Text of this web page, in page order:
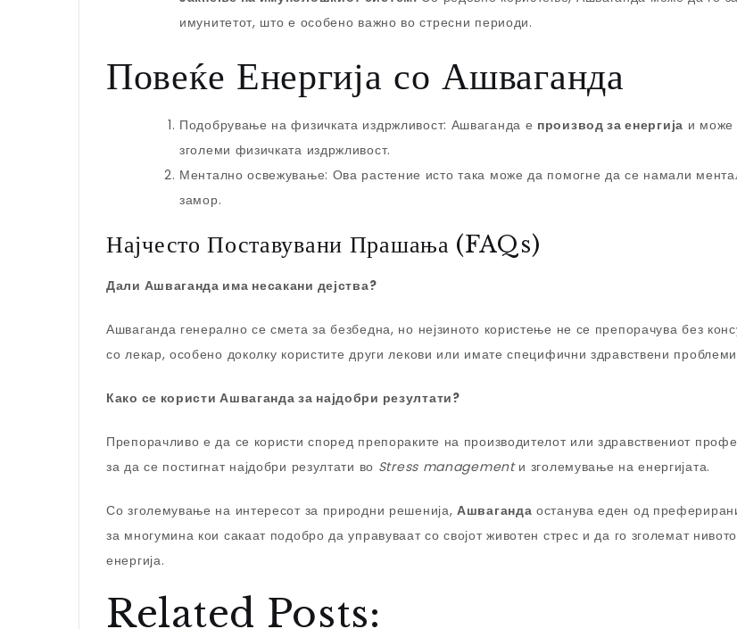
имунитетот, што е особено важно во стресни периоди.
Повеќе Енергија со Ашваганда
Подобрување на физичката издржливост: Ашваганда е производ за енергија и може
зголеми физичката издржливост.
Ментално освежување: Ова растение исто така може да помогне да се намали
замор.
Најчесто Поставувани Прашања (FAQs)
Дали Ашваганда има несакани дејства?
Ашваганда генерално се смета за безбедна, но нејзиното користење не се препорачува без
со лекар, особено доколку користите други лекови или имате специфични здравствени
Како се користи Ашваганда за најдобри резултати?
Препорачливо е да се користи според препораките на производителот или здравствениот
за да се постигнат најдобри резултати во Stress managementи зголемување на енергијата.
Со зголемување на интересот за природни решенија, Ашваганда останува еден од
за многумина кои сакаат подобро да управуваат со својот животен стрес и да го зголемат
енергија.
Related Posts: